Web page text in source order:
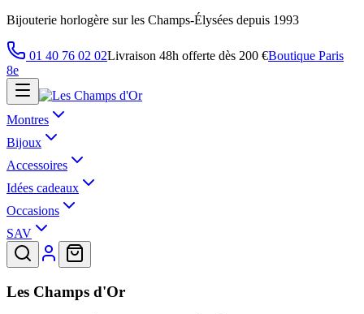
Bijouterie horlogère sur les Champs-Élysées depuis 1993
01 40 76 02 02Livraison 48h offerte dès 200 €Boutique Paris
8e
Montres
Bijoux
Accessoires
Idées cadeaux
Occasions
SAV
Les Champs d'Or